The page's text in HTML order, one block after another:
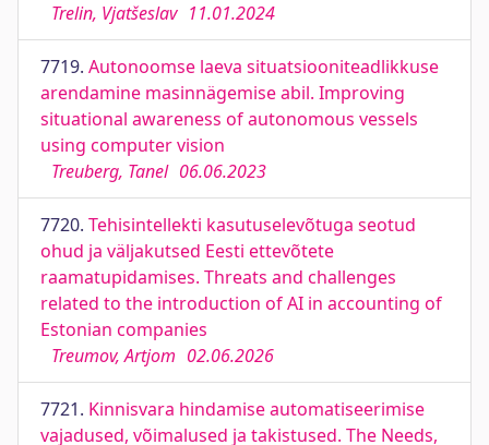
Trelin, Vjatšeslav 11.01.2024
7719. Autonoomse laeva situatsiooniteadlikkuse
arendamine masinnägemise abil. Improving
situational awareness of autonomous vessels
using computer vision
Treuberg, Tanel 06.06.2023
7720. Tehisintellekti kasutuselevõtuga seotud
ohud ja väljakutsed Eesti ettevõtete
raamatupidamises. Threats and challenges
related to the introduction of AI in accounting of
Estonian companies
Treumov, Artjom 02.06.2026
7721. Kinnisvara hindamise automatiseerimise
vajadused, võimalused ja takistused. The Needs,